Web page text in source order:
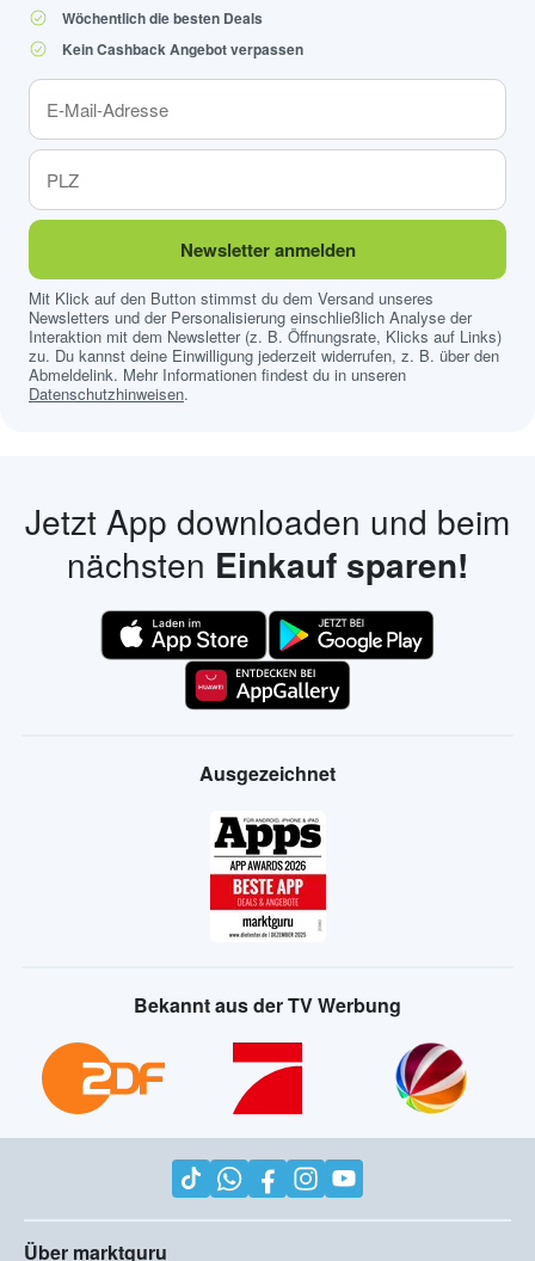
Wöchentlich die besten Deals
Kein Cashback Angebot verpassen
Newsletter anmelden
Mit Klick auf den Button stimmst du dem Versand unseres
Newsletters und der Personalisierung einschließlich Analyse der
Interaktion mit dem Newsletter (z. B. Öffnungsrate, Klicks auf Links)
zu. Du kannst deine Einwilligung jederzeit widerrufen, z. B. über den
Abmeldelink. Mehr Informationen findest du in unseren
Datenschutzhinweisen.
Jetzt App downloaden und beim
nächsten Einkauf sparen!
Ausgezeichnet
Bekannt aus der TV Werbung
Über marktguru